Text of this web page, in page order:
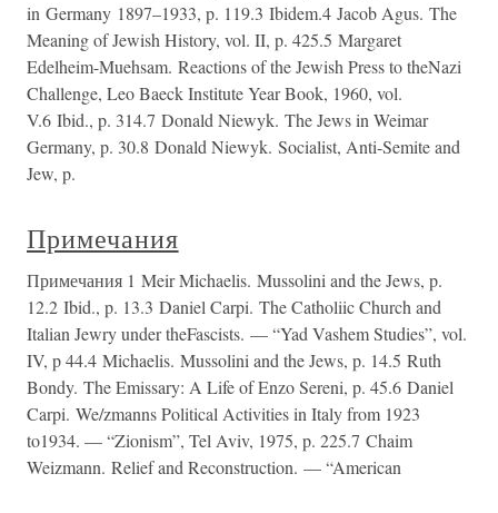
in Germany 1897–1933, p. 119.3 Ibidem.4 Jacob Agus. The
Meaning of Jewish History, vol. II, p. 425.5 Margaret
Edelheim-Muehsam. Reactions of the Jewish Press to theNazi
Challenge, Leo Baeck Institute Year Book, 1960, vol.
V.6 Ibid., p. 314.7 Donald Niewyk. The Jews in Weimar
Germany, p. 30.8 Donald Niewyk. Socialist, Anti-Semite and
Jew, p.
Примечания
Примечания 1 Meir Michaelis. Mussolini and the Jews, p.
12.2 Ibid., p. 13.3 Daniel Carpi. The Catholiic Church and
Italian Jewry under theFascists. — “Yad Vashem Studies”, vol.
IV, p 44.4 Michaelis. Mussolini and the Jews, p. 14.5 Ruth
Bondy. The Emissary: A Life of Enzo Sereni, p. 45.6 Daniel
Carpi. We/zmanns Political Activities in Italy from 1923
to1934. — “Zionism”, Tel Aviv, 1975, p. 225.7 Chaim
Weizmann. Relief and Reconstruction. — “American